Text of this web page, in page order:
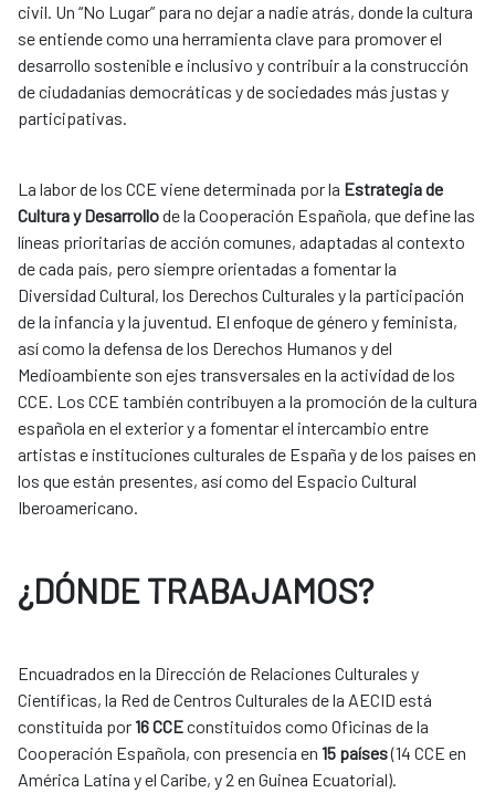
civil. Un “No Lugar” para no dejar a nadie atrás, donde la cultura
se entiende como una herramienta clave para promover el
desarrollo sostenible e inclusivo y contribuir a la construcción
de ciudadanías democráticas y de sociedades más justas y
participativas.
La labor de los CCE viene determinada por la Estrategia de
Cultura y Desarrollode la Cooperación Española, que define las
líneas prioritarias de acción comunes, adaptadas al contexto
de cada país, pero siempre orientadas a fomentar la
Diversidad Cultural, los Derechos Culturales y la participación
de la infancia y la juventud. El enfoque de género y feminista,
así como la defensa de los Derechos Humanos y del
Medioambiente son ejes transversales en la actividad de los
CCE. Los CCE también contribuyen a la promoción de la cultura
española en el exterior y a fomentar el intercambio entre
artistas e instituciones culturales de España y de los países en
los que están presentes, así como del Espacio Cultural
Iberoamericano.
¿DÓNDE TRABAJAMOS?
Encuadrados en la Dirección de Relaciones Culturales y
Científicas, la Red de Centros Culturales de la AECID está
constituida por 16 CCEconstituidos como Oficinas de la
Cooperación Española, con presencia en 15 países(14 CCE en
América Latina y el Caribe, y 2 en Guinea Ecuatorial).